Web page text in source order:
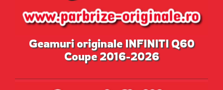
Geamuri originale INFINITI Q60
Coupe 2016-2026